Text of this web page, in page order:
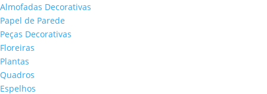
Almofadas Decorativas
Papel de Parede
Peças Decorativas
Floreiras
Plantas
Quadros
Espelhos